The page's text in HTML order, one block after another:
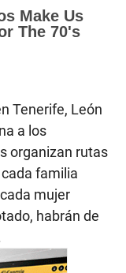
Tenerife, León
a los
organizan rutas
familia
mujer
habrán de